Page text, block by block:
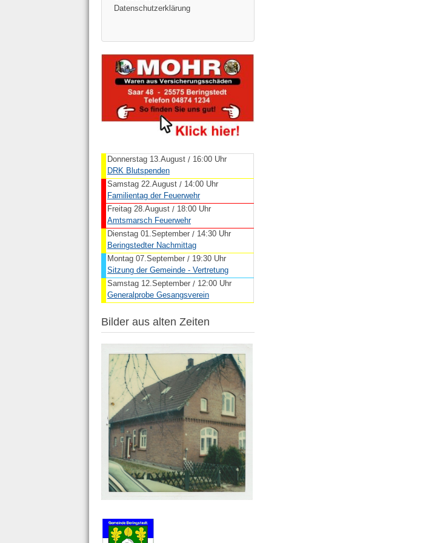
Datenschutzerklärung
Donnerstag 13.August / 16:00 Uhr
DRK Blutspenden
Samstag 22.August / 14:00 Uhr
Familientag der Feuerwehr
Freitag 28.August / 18:00 Uhr
Amtsmarsch Feuerwehr
Dienstag 01.September / 14:30 Uhr
Beringstedter Nachmittag
Montag 07.September / 19:30 Uhr
Sitzung der Gemeinde - Vertretung
Samstag 12.September / 12:00 Uhr
Generalprobe Gesangsverein
Bilder aus alten Zeiten